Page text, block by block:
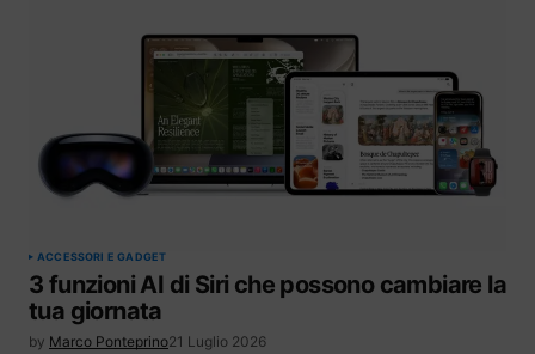
ACCESSORI E GADGET
3 funzioni AI di Siri che possono cambiare la
tua giornata
by Marco Ponteprino21 Luglio 2026